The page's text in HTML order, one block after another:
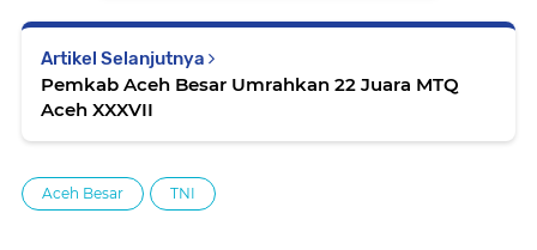
Artikel Selanjutnya
Pemkab Aceh Besar Umrahkan 22 Juara MTQ
Aceh XXXVII
Aceh Besar TNI